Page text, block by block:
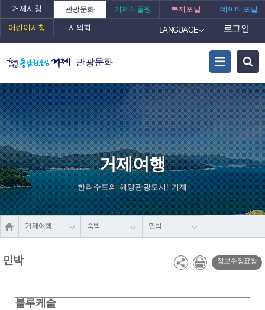
거제시청 관광문화 거제식물원 복지포털 데이터포털
어린이시청 시의회 LANGUAGE 로그인
관광문화
거제여행
한려수도의 해양관광도시! 거제
거제여행 숙박 민박
민박 정보수정요청
블루케슬